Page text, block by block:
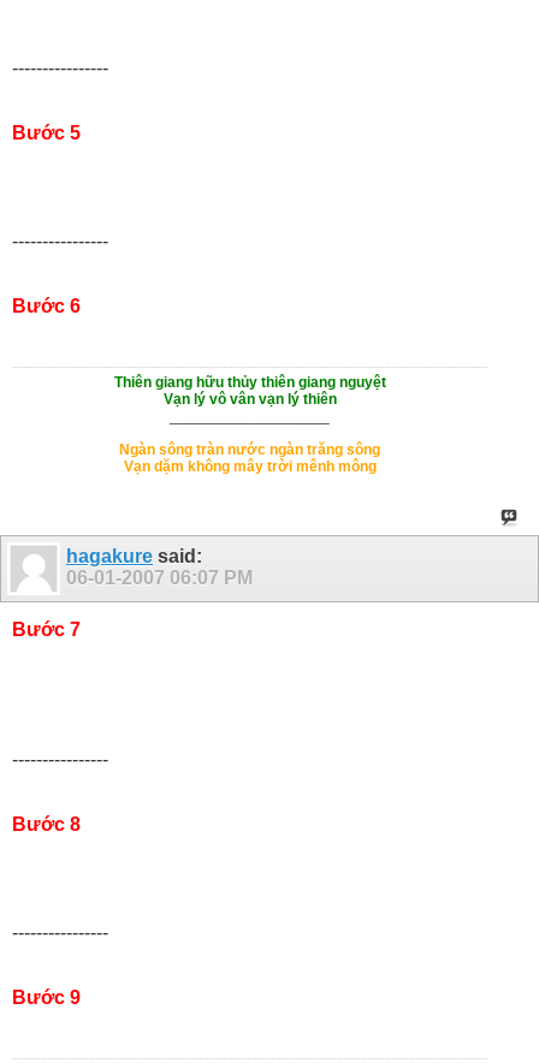
----------------
Bước 5
----------------
Bước 6
Thiên giang hữu thủy thiên giang nguyệt
Vạn lý vô vân vạn lý thiên
Ngàn sông tràn nước ngàn trăng sông
Vạn dặm không mây trời mênh mông
hagakure said:
06-01-2007 06:07 PM
Bước 7
----------------
Bước 8
----------------
Bước 9